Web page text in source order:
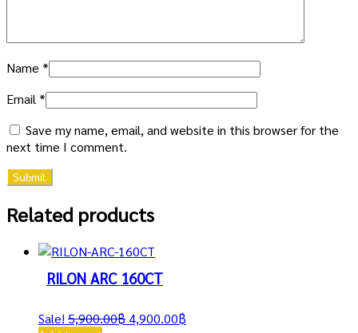
Name *
Email *
Save my name, email, and website in this browser for the
next time I comment.
Related products
RILON ARC 160CT
Sale! 5,900.00฿ Original
4,900.00฿